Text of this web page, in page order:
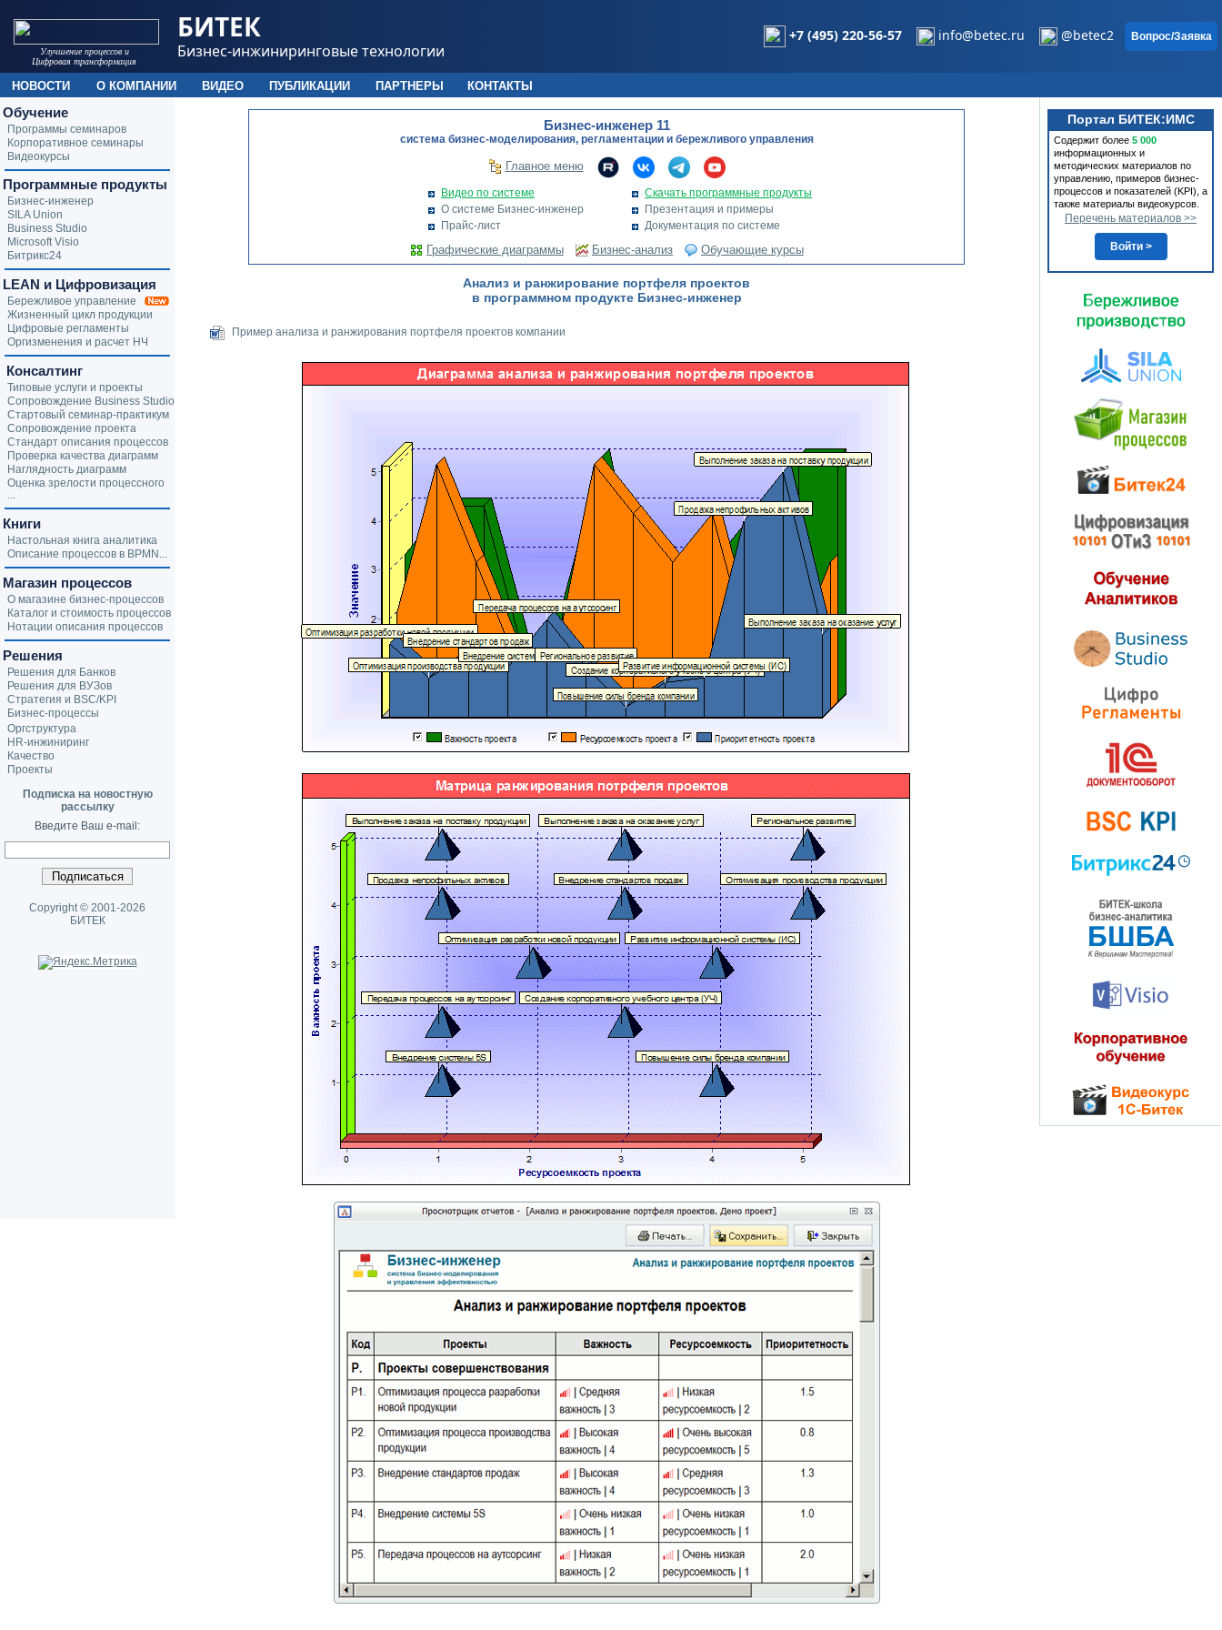
Бизнес-инженер 11
cистема бизнес-моделирования, регламентации и бережливого управления
Главное меню
Видео по системе
О системе Бизнес-инженер
Прайс-лист
Скачать программные продукты
Презентация и примеры
Документация по системе
Графические диаграммы Бизнес-анализ Обучающие курсы
Анализ и ранжирование портфеля проектов
в программном продукте Бизнес-инженер
Пример анализа и ранжирования портфеля проектов компании
Портал БИТЕК:ИМС
Содержит более 5 000
информационных и
методических материалов по
управлению, примеров бизнес-
процессов и показателей (KPI), а
также материалы видеокурсов.
Перечень материалов >>
Войти >
Обучение
Программы семинаров
Корпоративное семинары
Видеокурсы
Программные продукты
Бизнес-инженер
SILA Union
Business Studio
Microsoft Visio
Битрикс24
LEAN и Цифровизация
Бережливое управление
Жизненный цикл продукции
Цифровые регламенты
Оргизменения и расчет НЧ
Консалтинг
Типовые услуги и проекты
Сопровождение Business Studio
Стартовый семинар-практикум
Сопровождение проекта
Стандарт описания процессов
Проверка качества диаграмм
Наглядность диаграмм
Оценка зрелости процессного
...
Книги
Настольная книга аналитика
Описание процессов в BPMN...
Магазин процессов
О магазине бизнес-процессов
Каталог и стоимость процессов
Нотации описания процессов
Решения
Решения для Банков
Решения для ВУЗов
Стратегия и BSC/KPI
Бизнес-процессы
Оргструктура
HR-инжиниринг
Качество
Проекты
Подписка на новостную
рассылку
Введите Ваш e-mail:
Copyright © 2001-2026
БИТЕК
Улучшение процессов и
Цифровая трансформация
БИТЕК
Бизнес-инжиниринговые технологии
+7 (495) 220-56-57 info@betec.ru @betec2 Вопрос/Заявка
НОВОСТИ О КОМПАНИИ ВИДЕО ПУБЛИКАЦИИ ПАРТНЕРЫ КОНТАКТЫ